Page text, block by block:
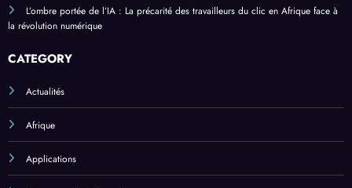
L’ombre portée de l’IA : La précarité des travailleurs du clic en Afrique face à
la révolution numérique
CATEGORY
Actualités
Afrique
Applications